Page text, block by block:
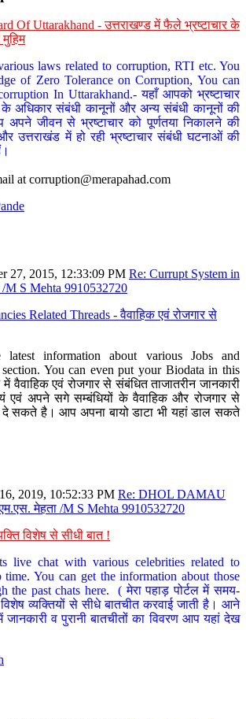
Of Uttarakhand - उत्तराखण्ड में फैले भ्रष्टाचार के
laws related to corruption, RTI etc. You
of Zero Tolerance on Corruption, You can
In Uttarakhand.- यहाँ आपको भ्रष्टाचार
के अधिकार संबंधी कानूनों और अन्य संबंधी कानूनों की
अपने जीवन से भ्रष्टाचार को पूर्णतया निकालने की
में हो रही भ्रष्टाचार संबंधी घटनाओं की
at corruption@merapahad.com
27, 2015, 12:33:09 PM Re: Currupt System in
/M S Mehta 9910532720
Related Threads - वैवाहिक एवं रोजगार से
information about various Jobs and
You can even put your Biodata in this
एवं रोजगार से संबंधित ताजातरीन जानकारी
एवं अपने सगे सम्बंधियों के वैवाहिक और रोजगार से
दे सकते है। आप अपना बायो डाटा भी यहां डाल सकते
2019, 10:52:33 PM Re: DHOL DAMAU
मेहता /M S Mehta 9910532720
विशेष से सीधी बात !
live chat with various celebrities related to
time. You can get the information about those
the past chats here. ( मेरा पहाड़ पोर्टल में समय-
व्यक्तियों से सीधे बातचीत करवाई जाती है। आने
जानकारी व पुरानी बातचीतों का विवरण आप यहां देख